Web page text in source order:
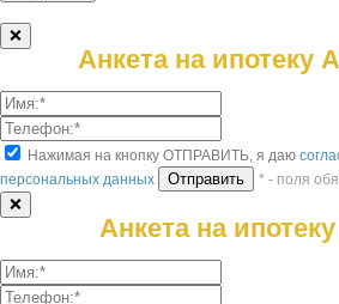
❌
Анкета на ипотеку
Нажимая на кнопку ОТПРАВИТЬ, я даю
персональных данных
* - поля
❌
Анкета на